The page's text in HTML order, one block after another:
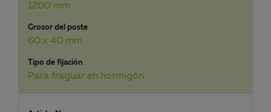
1200 mm
Grosor del poste
60 x 40 mm
Tipo de fijación
Para fraguar en hormigón